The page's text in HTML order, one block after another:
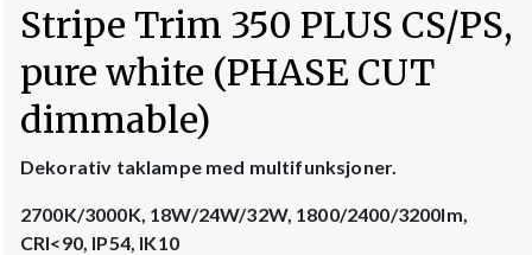
Stripe Trim 350 PLUS CS/PS,
pure white (PHASE CUT
dimmable)
Dekorativ taklampe med multifunksjoner.
2700K/3000K, 18W/24W/32W, 1800/2400/3200lm,
CRI<90, IP54, IK10